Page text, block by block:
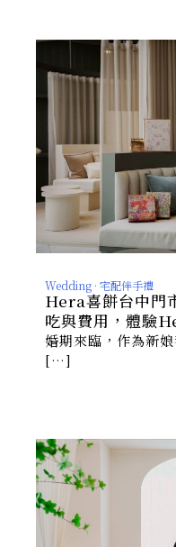
Wedding · 宅配伴手禮
Hera喜餅台中門
吃與費用，體驗
婚期來臨，作為新
[…]